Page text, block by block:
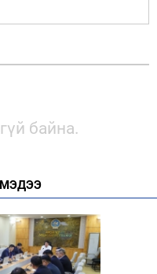
байна.
МЭДЭЭ